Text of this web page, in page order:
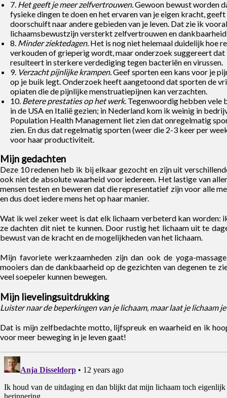
7. Het geeft je meer zelfvertrouwen. Gewoon bewust worden
fysieke dingen te doen en het ervaren van je eigen kracht,
doorschuift naar andere gebieden van je leven. Dat zie ik
lichaamsbewustzijn versterkt zelfvertrouwen en
8. Minder ziektedagen. Het is nog niet helemaal duidelijk hoe
verkouden of grieperig wordt, maar onderzoek suggereert
resulteert in sterkere verdediging tegen bacteriën en virussen.
9. Verzacht pijnlijke krampen. Geef sporten een kans voor je
op je buik legt. Onderzoek heeft aangetoond dat sporten de
opiaten die de pijnlijke menstruatiepijnen kan verzachten.
10. Betere prestaties op het werk. Tegenwoordig hebben vele
in de USA en Italië gezien; in Nederland kom ik weinig in
Population Health Management liet zien dat onregelmatig
zien. En dus dat regelmatig sporten (weer die 2-3 keer per
voor haar productiviteit.
Mijn gedachten
Deze 10 redenen heb ik bij elkaar gezocht en zijn uit
ook niet de absolute waarheid voor iedereen. Het lastige van
mensen testen en beweren dat die representatief zijn voor alle
en dus doet iedere mens het op haar manier.
Wat ik wel zeker weet is dat elk lichaam verbeterd kan worden:
ze dachten dit niet te kunnen. Door rustig het lichaam uit te
bewust van de kracht en de mogelijkheden van het lichaam.
Mijn favoriete werkzaamheden zijn dan ook de yoga-
mooiers dan de dankbaarheid op de gezichten van degenen te
veel soepeler kunnen bewegen.
Mijn lievelingsuitdrukking
Luister naar de beperkingen van je lichaam, maar laat je lichaam
Dat is mijn zelfbedachte motto, lijfspreuk en waarheid en ik
voor meer beweging in je leven gaat!